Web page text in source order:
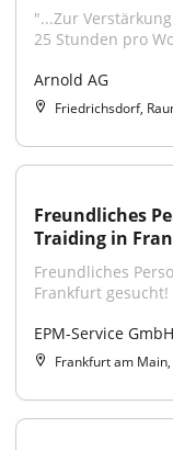
"...Zur
25 Stunden pro
Arnold AG
Friedrichsdorf,
Freundliches
Traiding in
Freundliches
Frankfurt
EPM-Service GmbH
Frankfurt am Main,